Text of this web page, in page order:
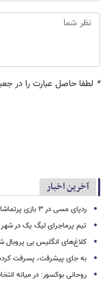
* لطفا حاصل عبارت را در
آخرین اخبار
ردپای مسی در ۳ بازی پرتماشاگر جام‌جهانی!
تیم پرماجرای لیگ یک در
کلاغ‌های انگلیس بی پروبال
به جای پیشرفت، پسرفت
روحانی بوکسور: در میانه